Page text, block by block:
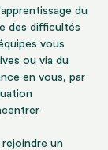
du
des difficultés
vous
ou via du
en vous, par
un